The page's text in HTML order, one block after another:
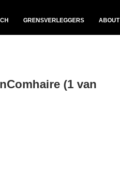
GRENSVERLEGGERS ABOUT
(1 van